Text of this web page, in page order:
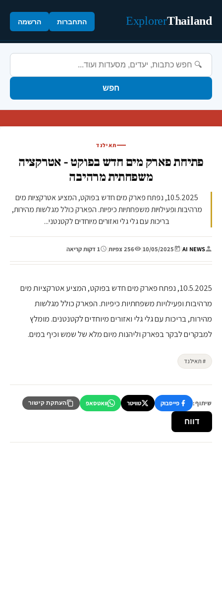
Thailand
Explorer התחברות הרשמה
חפש
תאילנד
פתיחת פארק מים חדש בפוקט - אטרקציה
משפחתית מרהיבה
10.5.2025, נפתח פארק מים חדש בפוקט, המציע אטרקציות מים
מרהיבות ופעילויות משפחתיות כיפיות. הפארק כולל מגלשות מהירות,
בריכות עם גלי גלי ואזורים מיוחדים לקטנטני...
AI NEWS
|
10/05/2025
| 256 צפיות | 1 דקות קריאה
10.5.2025, נפתח פארק מים חדש בפוקט, המציע אטרקציות מים
מרהיבות ופעילויות משפחתיות כיפיות. הפארק כולל מגלשות
מהירות, בריכות עם גלי גלי ואזורים מיוחדים לקטנטנים. מומלץ
למבקרים לבקר בפארק וליהנות מיום מלא של שמש וכיף במים.
# תאילנד
שיתוף: פייסבוק טוויטר וואטסאפ העתקת קישור
דווח